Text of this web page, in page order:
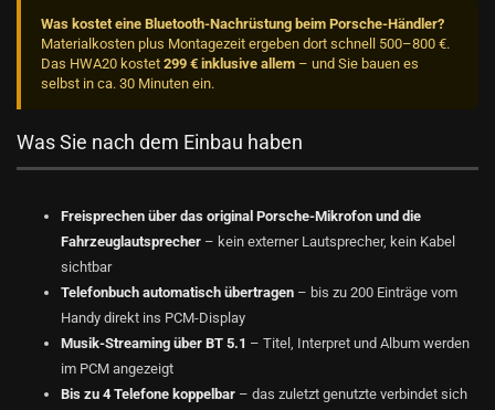
Was kostet eine Bluetooth-Nachrüstung beim Porsche-Händler?
Materialkosten plus Montagezeit ergeben dort schnell 500–800 €.
Das HWA20 kostet 299 € inklusive allem – und Sie bauen es
selbst in ca. 30 Minuten ein.
Was Sie nach dem Einbau haben
Freisprechen über das original Porsche-Mikrofon und die
Fahrzeuglautsprecher – kein externer Lautsprecher, kein Kabel
sichtbar
Telefonbuch automatisch übertragen – bis zu 200 Einträge vom
Handy direkt ins PCM-Display
Musik-Streaming über BT 5.1 – Titel, Interpret und Album werden
im PCM angezeigt
Bis zu 4 Telefone koppelbar – das zuletzt genutzte verbindet sich